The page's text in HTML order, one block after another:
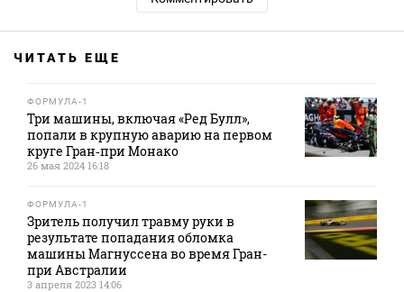
ЧИТАТЬ ЕЩЕ
ФОРМУЛА-1
Три машины, включая «Ред Булл»,
попали в крупную аварию на первом
круге Гран‑при Монако
26 мая 2024 16:18
ФОРМУЛА-1
Зритель получил травму руки в
результате попадания обломка
машины Магнуссена во время Гран-
при Австралии
3 апреля 2023 14:06